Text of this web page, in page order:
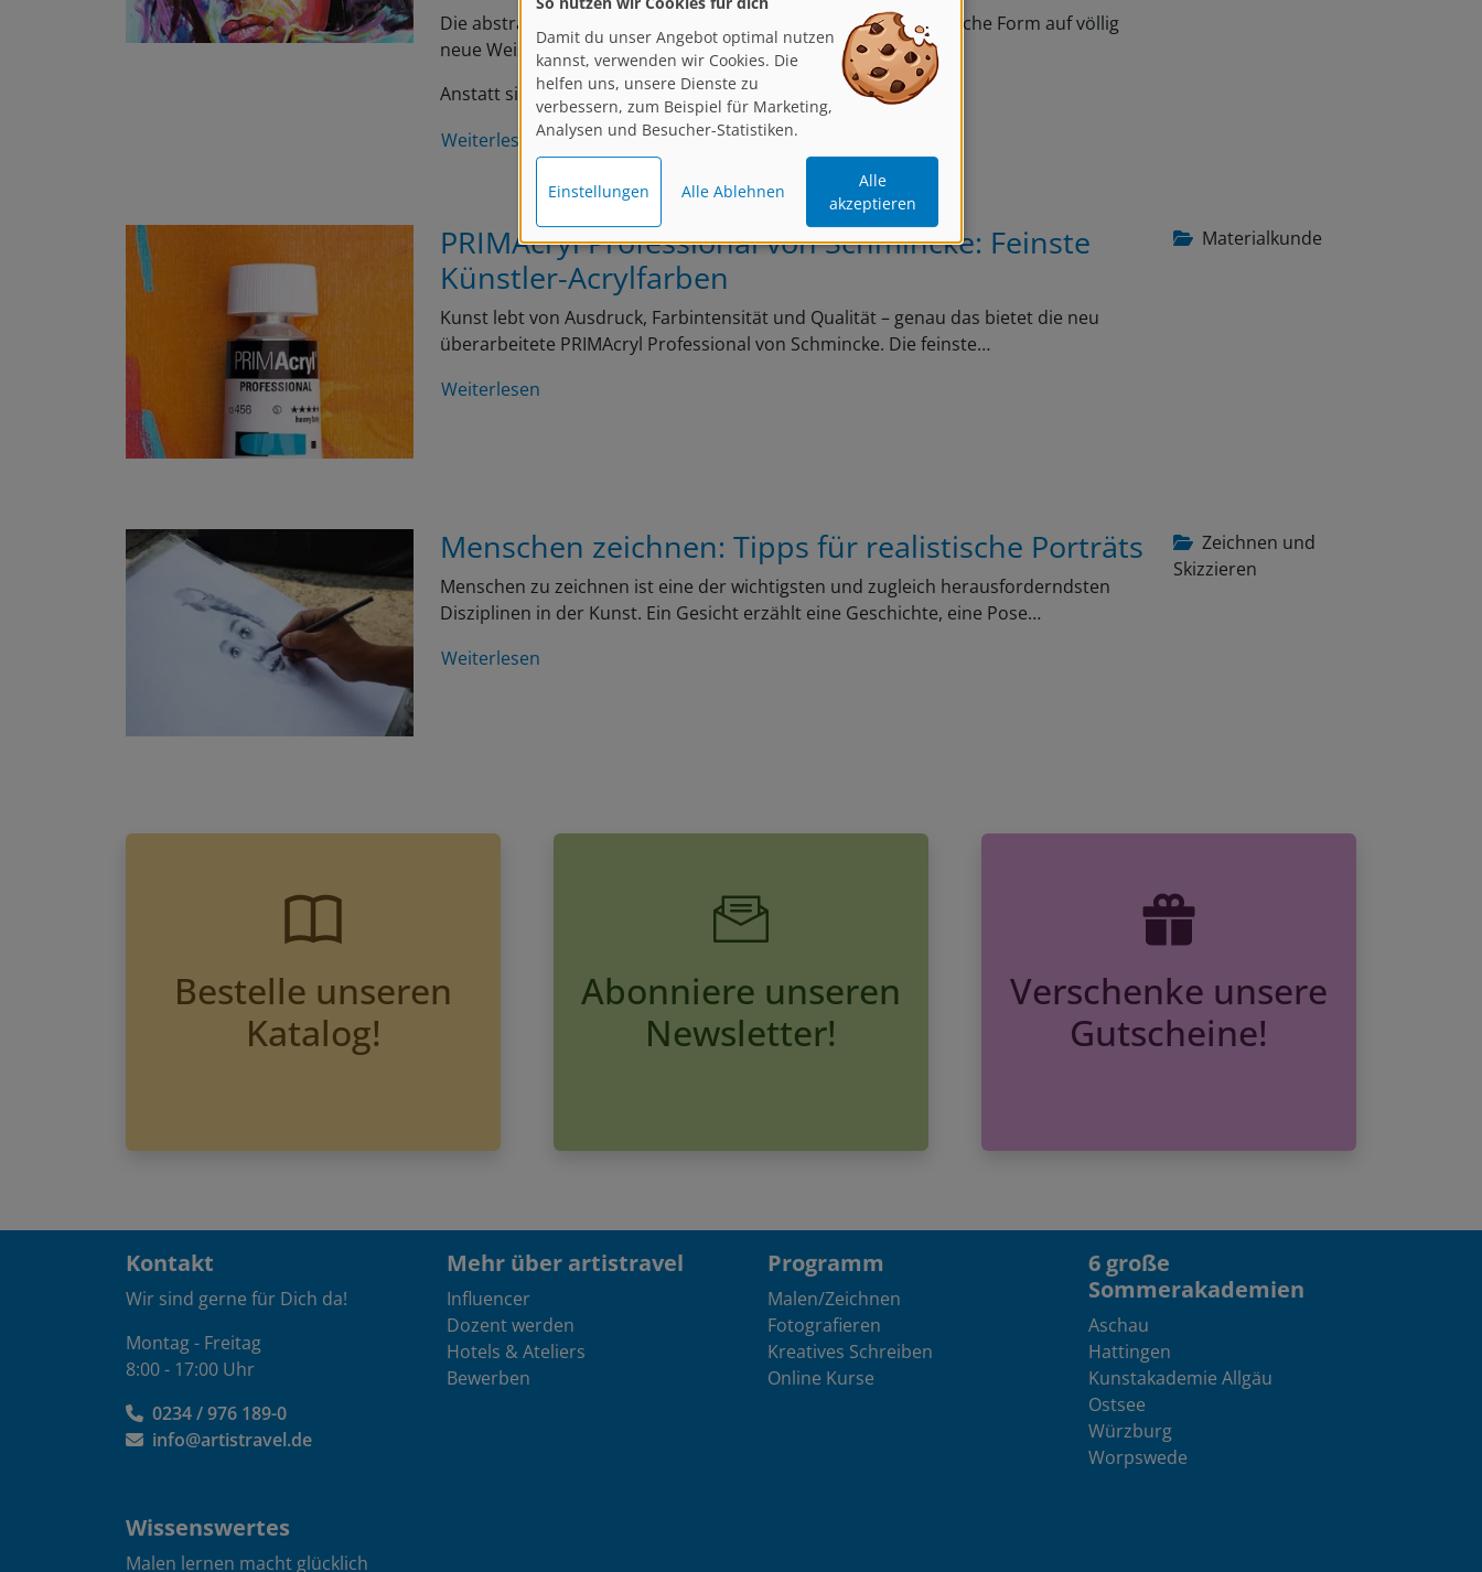
Die abstrakte Acrylmalerei eignet sich perfekt, um die menschliche Form auf völlig
neue Weise zu interpretieren!
Anstatt sich auf realistische…
Weiterlesen
Materialkunde
PRIMAcryl Professional von Schmincke: Feinste
Künstler-Acrylfarben
Kunst lebt von Ausdruck, Farbintensität und Qualität – genau das bietet die neu
überarbeitete PRIMAcryl Professional von Schmincke. Die feinste…
Weiterlesen
Zeichnen und
Skizzieren
Menschen zeichnen: Tipps für realistische Porträts
Menschen zu zeichnen ist eine der wichtigsten und zugleich herausforderndsten
Disziplinen in der Kunst. Ein Gesicht erzählt eine Geschichte, eine Pose…
Weiterlesen
Bestelle unseren
Katalog!
Abonniere unseren
Newsletter!
Verschenke unsere
Gutscheine!
Kontakt
Wir sind gerne für Dich da!
Montag - Freitag
8:00 - 17:00 Uhr
0234 / 976 189-0
info@artistravel.de
Wissenswertes
Malen lernen macht glücklich
Mehr über artistravel
Influencer
Dozent werden
Hotels & Ateliers
Bewerben
Programm
Malen/Zeichnen
Fotografieren
Kreatives Schreiben
Online Kurse
6 große
Sommerakademien
Aschau
Hattingen
Kunstakademie Allgäu
Ostsee
Würzburg
Worpswede
kannst, verwenden wir Cookies. Die
helfen uns, unsere Dienste zu
verbessern, zum Beispiel für Marketing,
Analysen und Besucher-Statistiken.
akzeptieren